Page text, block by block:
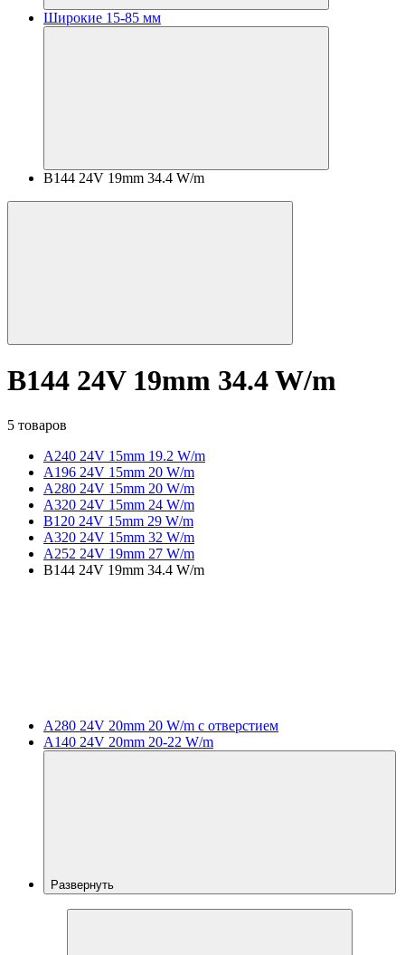
Широкие 15-85 мм
B144 24V 19mm 34.4 W/m
B144 24V 19mm 34.4 W/m
5 товаров
A240 24V 15mm 19.2 W/m
A196 24V 15mm 20 W/m
A280 24V 15mm 20 W/m
A320 24V 15mm 24 W/m
B120 24V 15mm 29 W/m
A320 24V 15mm 32 W/m
A252 24V 19mm 27 W/m
B144 24V 19mm 34.4 W/m
A280 24V 20mm 20 W/m с отверстием
A140 24V 20mm 20-22 W/m
Развернуть